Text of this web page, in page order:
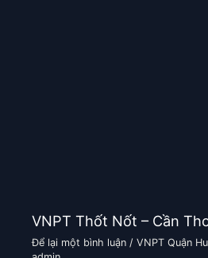
VNPT Thốt Nốt – Cần
Để lại một bình luận /VNPT Quận